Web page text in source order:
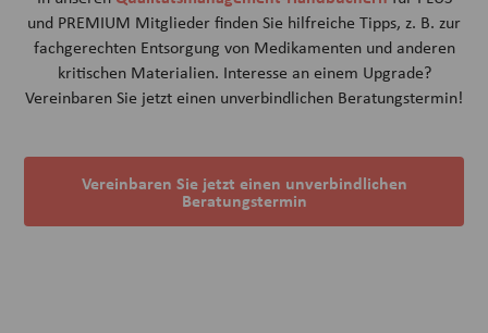
und PREMIUM Mitglieder finden Sie hilfreiche Tipps, z. B. zur
fachgerechten Entsorgung von Medikamenten und anderen
kritischen Materialien. Interesse an einem Upgrade?
Vereinbaren Sie jetzt einen unverbindlichen Beratungstermin!
Vereinbaren Sie jetzt einen unverbindlichen
Beratungstermin